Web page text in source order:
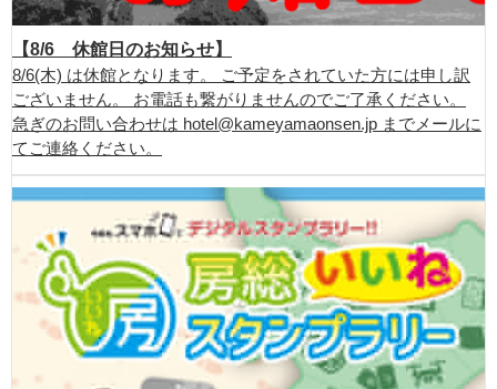
【8/6 休館日のお知らせ】
8/6(木) は休館となります。 ご予定をされていた方には申し訳
ございません。 お電話も繋がりませんのでご了承ください。
急ぎのお問い合わせは hotel@kameyamaonsen.jp までメールに
てご連絡ください。